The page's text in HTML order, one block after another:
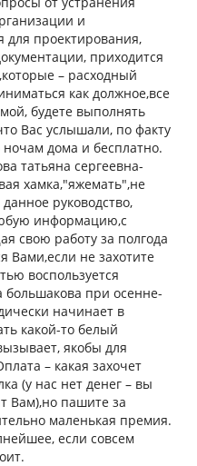
и
для проектирования,
приходится
– расходный
как должное,все
будете выполнять
Вас услышали, по факту
ночам дома и бесплатно.
татьяна сергеевна-
хамка,"яжемать",не
руководство,
информацию,с
свою работу за полгода
Вами,если не захотите
воспользуется
большакова при осенне-
начинает в
какой-то белый
якобы для
– какая захочет
(у нас нет денег – вы
Вам),но пашите за
маленькая премия.
если совсем